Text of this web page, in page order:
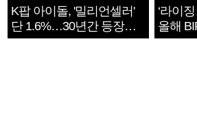
K팝 아이돌, '밀리언셀러'
단 1.6%…30년간 등장
1182개팀 전수조사
‘라이
올해
확정